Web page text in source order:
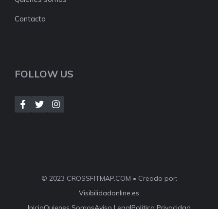
Contacto
FOLLOW US
© 2023 CROSSFITMAP.COM • Creado por:
Visibilidadonline.es